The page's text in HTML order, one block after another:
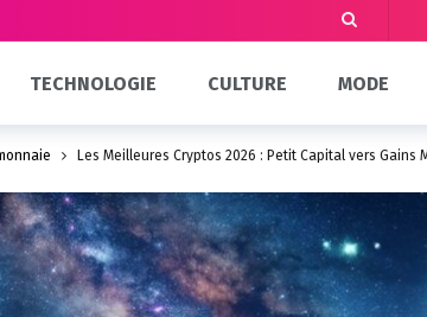
TECHNOLOGIE CULTURE MODE
Les Meilleures Cryptos 2026 : Petit Capital vers Gains